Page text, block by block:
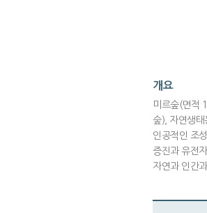
개요
미르숲(면적
숲), 자연생태
인공적인 조
증진과 유전
자연과 인간